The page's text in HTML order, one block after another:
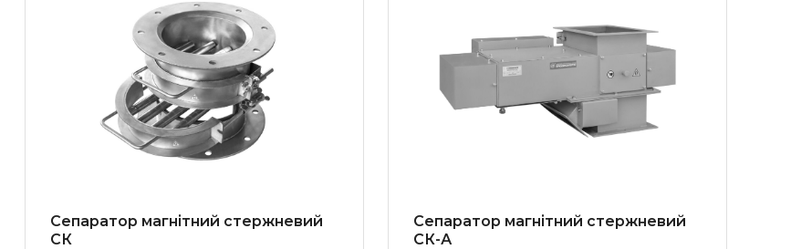
Сепаратор магнітний стержневий
СК
Сепаратор магнітний стержневий
СК-А